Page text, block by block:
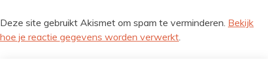
Deze site gebruikt Akismet om spam te verminderen. Bekijk
hoe je reactie gegevens worden verwerkt.